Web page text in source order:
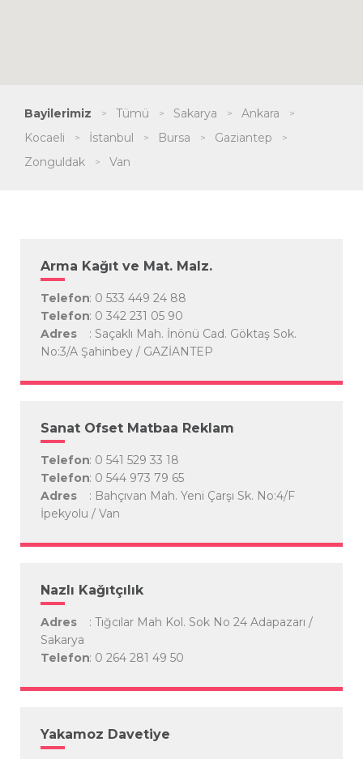
Bayilerimiz Tümü Sakarya
Ankara
Kocaeli
İstanbul Bursa
Gaziantep
Zonguldak
Van
Arma Kağıt ve Mat. Malz.
Telefon: 0 533 449 24 88
Telefon: 0 342 231 05 90
Adres
: Saçaklı Mah. İnönü Cad. Göktaş Sok.
No:3/A Şahinbey / GAZİANTEP
Sanat Ofset Matbaa Reklam
Telefon: 0 541 529 33 18
Telefon: 0 544 973 79 65
Adres
: Bahçıvan Mah. Yeni Çarşı Sk. No:4/F
İpekyolu / Van
Nazlı Kağıtçılık
Adres
: Tığcılar Mah Kol. Sok No 24 Adapazarı /
Sakarya
Telefon: 0 264 281 49 50
Yakamoz Davetiye